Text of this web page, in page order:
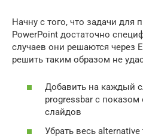
Начну с того, что задачи для
PowerPoint достаточно
случаев они решаются через
решить таким образом не
Добавить на каждый
progressbar с показом
слайдов
Убрать весь